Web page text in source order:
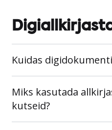
Kuidas
Miks kasutada
kutseid?